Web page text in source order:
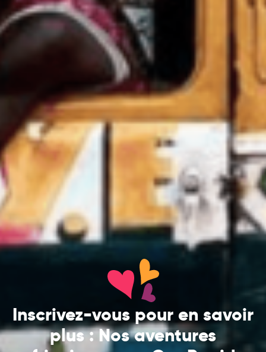
Inscrivez-vous pour en savoir
plus : Nos aventures